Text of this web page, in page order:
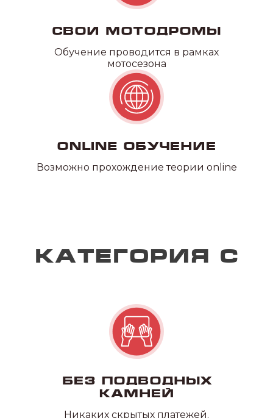
Свои мотодромы
Обучение проводится в рамках
мотосезона
Online обучение
Возможно прохождение теории online
Без подводных
камней
Никаких скрытых платежей.
Квадроцикл/
снегоход